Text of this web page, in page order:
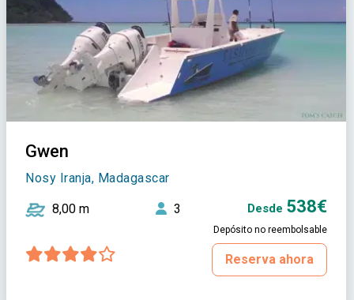
Gwen
Nosy Iranja, Madagascar
8,00 m 3 Desde 538€
Depósito no reembolsable
Reserva ahora